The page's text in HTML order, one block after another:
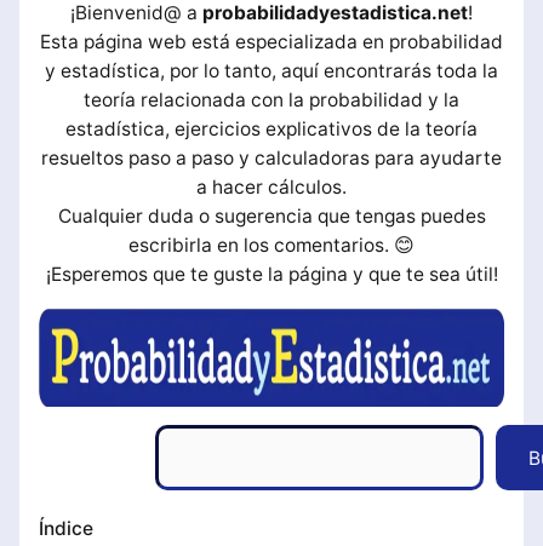
¡Bienvenid@ a probabilidadyestadistica.net!
Esta página web está especializada en probabilidad
y estadística, por lo tanto, aquí encontrarás toda la
teoría relacionada con la probabilidad y la
estadística, ejercicios explicativos de la teoría
resueltos paso a paso y calculadoras para ayudarte
a hacer cálculos.
Cualquier duda o sugerencia que tengas puedes
escribirla en los comentarios. 😊
¡Esperemos que te guste la página y que te sea útil!
Índice